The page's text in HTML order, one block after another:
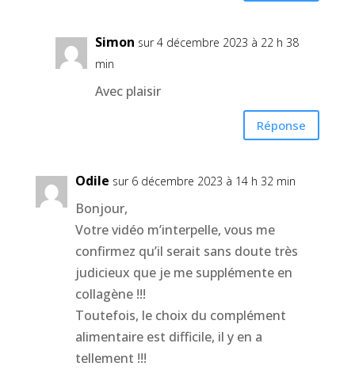
Simon sur 4 décembre 2023 à 22 h 38
min
Avec plaisir
Réponse
Odile sur 6 décembre 2023 à 14 h 32 min
Bonjour,
Votre vidéo m’interpelle, vous me
confirmez qu’il serait sans doute très
judicieux que je me supplémente en
collagène !!!
Toutefois, le choix du complément
alimentaire est difficile, il y en a
tellement !!!